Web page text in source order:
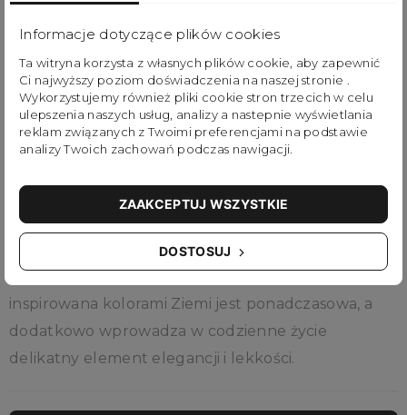
do szkoły, na uczelnię, do pracy, czy na bagaż
podręczny do samolotu - bingo!
Seria Nature Pale to odzwierciedlenie naturalnej
elegancji. Nasi projektanci zaczerpnęli z natury
Bogactwo kolorów wyodrębnionych na podstawie
obserwacji pozwoliło dostrzec i przenieść na
materiał odcienie "porostu", "kropli deszczu" czy
"miękkiego wschodu słońca. Kolorystyka
inspirowana kolorami Ziemi jest ponadczasowa, a
dodatkowo wprowadza w codzienne życie
delikatny element elegancji i lekkości.
Informacje dotyczące plików cookies
Ta witryna korzysta z własnych plików cookie, aby zapewnić
Ci najwyższy poziom doświadczenia na naszej stronie .
Wykorzystujemy również pliki cookie stron trzecich w celu
ulepszenia naszych usług, analizy a nastepnie wyświetlania
reklam związanych z Twoimi preferencjami na podstawie
analizy Twoich zachowań podczas nawigacji.
DOSTOSUJ
ZAAKCEPTUJ WSZYSTKIE